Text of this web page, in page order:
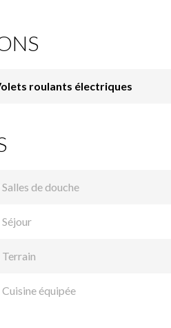
roulants électriques
Salles de douche
Séjour
Terrain
Cuisine équipée